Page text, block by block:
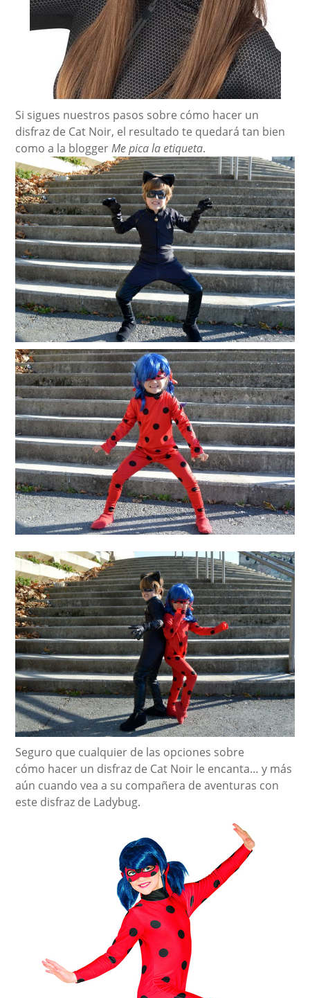
Si sigues nuestros pasos sobre cómo hacer un
disfraz de Cat Noir, el resultado te quedará tan bien
como a la bloggerMe pica la etiqueta.
Seguro que cualquier de las opciones sobre
cómo hacer un disfraz de Cat Noir le encanta… y más
aún cuando vea a su compañera de aventuras con
este disfraz de Ladybug.